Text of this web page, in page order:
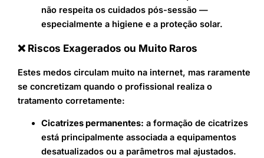
não respeita os cuidados pós-sessão —
especialmente a higiene e a proteção solar.
❌ Riscos Exagerados ou Muito Raros
Estes medos circulam muito na internet, mas raramente
se concretizam quando o profissional realiza o
tratamento corretamente:
Cicatrizes permanentes: a formação de cicatrizes
está principalmente associada a equipamentos
desatualizados ou a parâmetros mal ajustados.